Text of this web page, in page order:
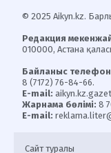
© 2025 Aikyn.kz.
Редакция
010000, Астана
Байланыс
8 (7172) 76-84-66.
E-mail:
Жарнама бөлімі: 8
E-mail:
Сайт туралы